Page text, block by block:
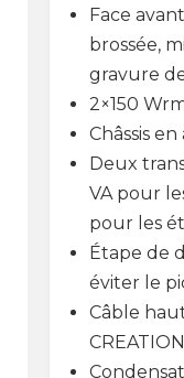
Face
brossée,
gravure
2×150
Châssis
Deux
VA pour
pour les
Étape de
éviter le
Câble